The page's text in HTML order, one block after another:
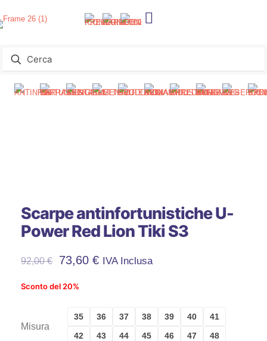
Scarpe antinfortunistiche U-
Power Red Lion Tiki S3
92,00€ 73,60 € IVA Inclusa
Sconto del 20%
Misura
35 36 37 38 39 40
41
42
43 44 45 46 47 48